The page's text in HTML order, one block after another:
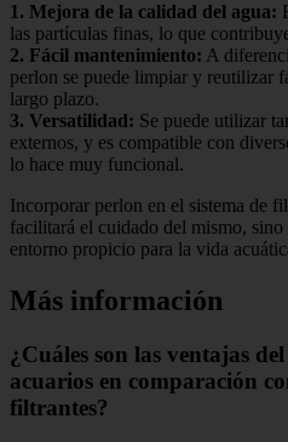
1. Mejora de la calidad del agua:
las partículas finas, lo que
2. Fácil mantenimiento: A
perlon se puede limpiar y reutilizar
largo plazo.
3. Versatilidad: Se puede utilizar
externos, y es compatible con
lo hace muy funcional.
Incorporar perlon en el sistema de
facilitará el cuidado del mismo,
entorno propicio para la vida
Más información
¿Cuáles son las ventajas
acuarios en comparación
filtrantes?